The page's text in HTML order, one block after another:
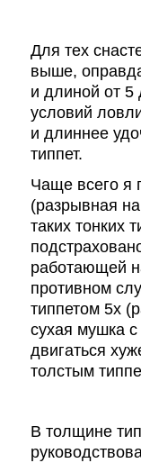
Для тех
выше,
и длиной от 5
условий
и длиннее
типпет.
Чаще всего я
(разрывная
таких тонких
работающей
противном
типпетом 5х
сухая мушка
двигаться
толстым
В толщине